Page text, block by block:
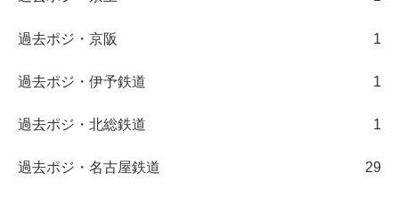
過去ポジ・京阪 1
過去ポジ・伊予鉄道 1
過去ポジ・北総鉄道 1
過去ポジ・名古屋鉄道 29